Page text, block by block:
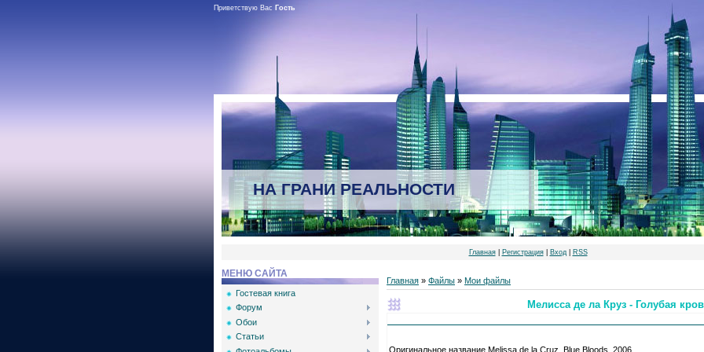
Приветствую Вас Гость
НА ГРАНИ РЕАЛЬНОСТИ
Главная| Регистрация| Вход| RSS
МЕНЮ САЙТА
Гостевая книга
Форум
Обои
Статьи
Главная » Файлы » Мои файлы
Мелисса де ла Круз - Голубая
Оригинальное название Melissa de la Cruz. Blue Bloods. 2006.